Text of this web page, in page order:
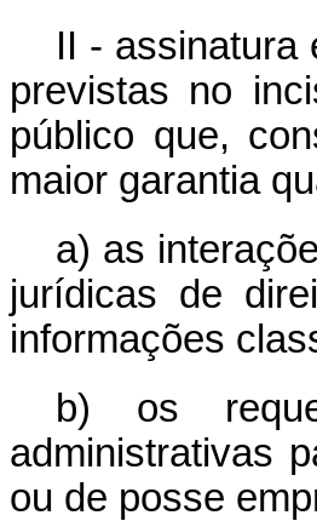
II - assinatura
previstas no
público que,
maior garantia
a) as
jurídicas de
informações
b) os
administrativas
ou de posse